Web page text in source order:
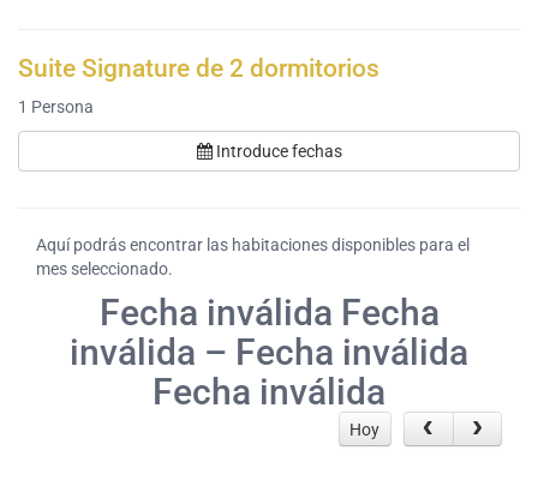
Suite Signature de 2 dormitorios
1 Persona
Introduce fechas
Aquí podrás encontrar las habitaciones disponibles para el
mes seleccionado.
Fecha inválida Fecha
inválida – Fecha inválida
Fecha inválida
Hoy